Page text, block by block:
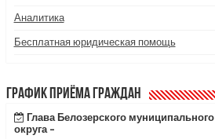
Аналитика
Бесплатная юридическая помощь
График приёма граждан
Глава Белозерского муниципального
округа –